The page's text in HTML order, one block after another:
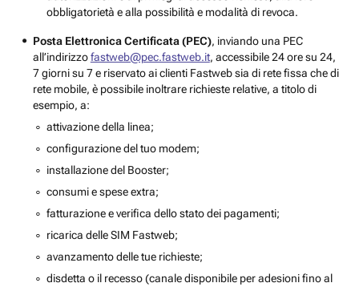
obbligatorietà e alla possibilità e modalità di revoca.
Posta Elettronica Certificata (PEC), inviando una PEC
all’indirizzofastweb@pec.fastweb.it, accessibile 24 ore su 24,
7 giorni su 7 e riservato ai clienti Fastweb sia di rete fissa che di
rete mobile, è possibile inoltrare richieste relative, a titolo di
esempio, a:
attivazione della linea;
configurazione del tuo modem;
installazione del Booster;
consumi e spese extra;
fatturazione e verifica dello stato dei pagamenti;
ricarica delle SIM Fastweb;
avanzamento delle tue richieste;
disdetta o il recesso (canale disponibile per adesioni fino al